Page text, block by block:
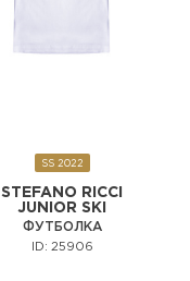
SS 2022
STEFANO RICCI
JUNIOR SKI
ФУТБОЛКА
ID: 25906